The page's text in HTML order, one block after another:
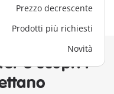
Prezzo decrescente
Prodotti più richiesti
Novità
e scopri i